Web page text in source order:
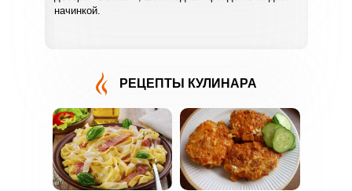
начинкой.
РЕЦЕПТЫ КУЛИНАРА
ВХОД НА САЙТ РЕГИСТРАЦИЯ
Войдите